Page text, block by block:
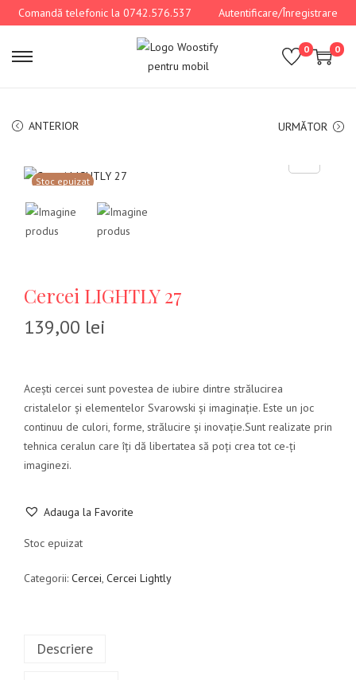
Comandă telefonic la 0742.576.537 Autentificare/Înregistrare
0 0
ANTERIOR URMĂTOR
Stoc epuizat
Cercei LIGHTLY 27
139,00 lei
Acești cercei sunt povestea de iubire dintre strălucirea
cristalelor și elementelor Svarowski și imaginație. Este un joc
continuu de culori, forme, strălucire și inovație.Sunt realizate prin
tehnica ceralun care îți dă libertatea să poți crea tot ce-ți
imaginezi.
Adauga la Favorite
Stoc epuizat
Categorii: Cercei Cercei Lightly
Descriere